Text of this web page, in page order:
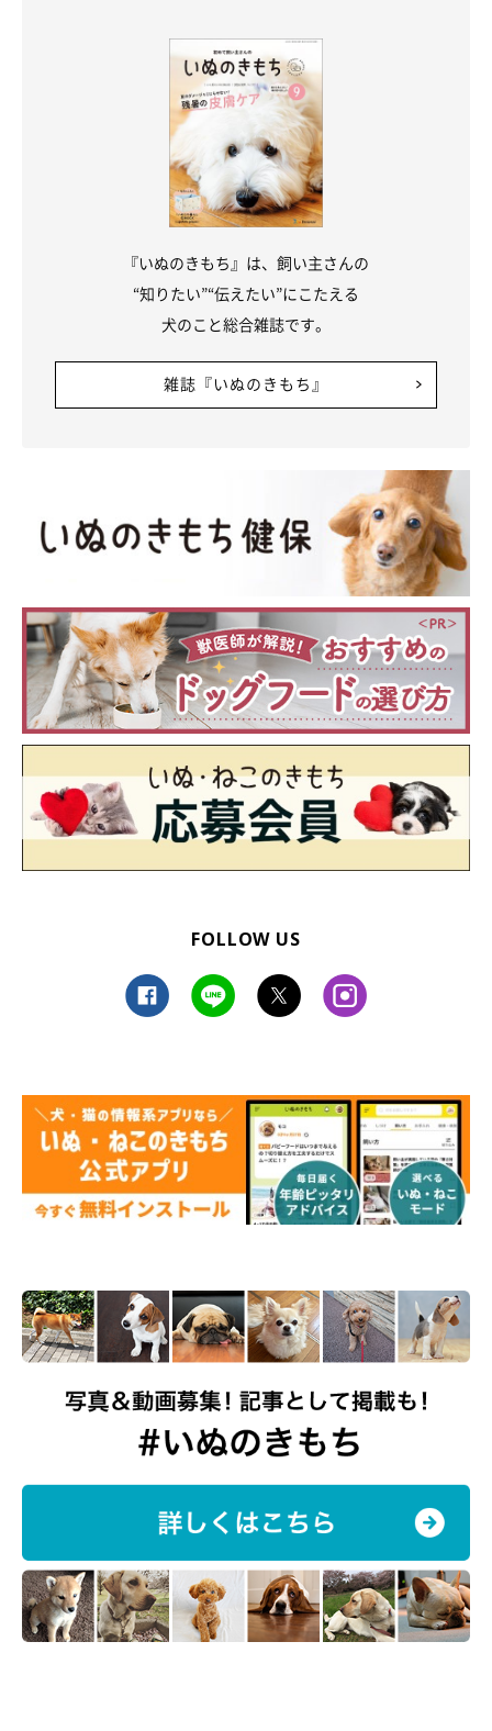
『いぬのきもち』は、飼い主さんの
“知りたい”“伝えたい”にこたえる
犬のこと総合雑誌です。
雑誌『いぬのきもち』
FOLLOW US